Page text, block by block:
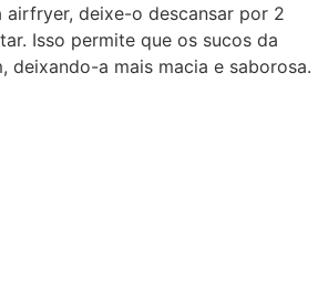
deixe-o descansar por 2
Isso permite que os sucos da
deixando-a mais macia e saborosa.